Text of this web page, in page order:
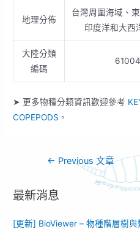
地理分佈
台灣周圍海域、
印度洋和大西
大陸分類
編碼
➤ 更多物種分類資訊歡迎參考
COPEPODS 。
← Previous 文章
最新消息
[更新] BioViewer – 物種階層樹與